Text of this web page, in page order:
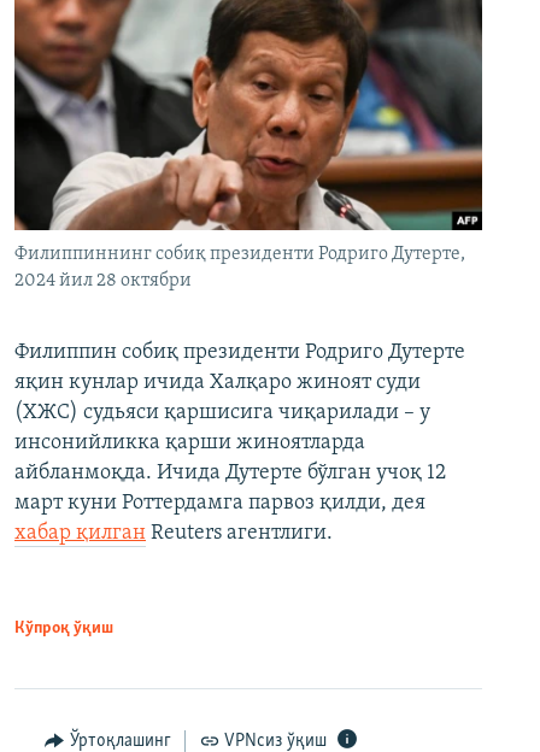
Филиппиннинг собиқ президенти Родриго Дутерте,
2024 йил 28 октябри
Филиппин собиқ президенти Родриго Дутерте
яқин кунлар ичида Халқаро жиноят суди
(ХЖС) судьяси қаршисига чиқарилади – у
инсонийликка қарши жиноятларда
айбланмоқда. Ичида Дутерте бўлган учоқ 12
март куни Роттердамга парвоз қилди, дея
хабар қилган Reuters агентлиги.
Кўпроқ ўқиш
Ўртоқлашинг VPNсиз ўқиш